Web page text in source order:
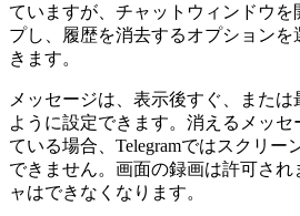
ていますが、チャットウィンドウを
プし、履歴を消去するオプション
きます。
メッセージは、表示後すぐ、また
ように設定できます。消えるメッ
ている場合、Telegramではスクリー
できません。画面の録画は許可さ
ャはできなくなります。